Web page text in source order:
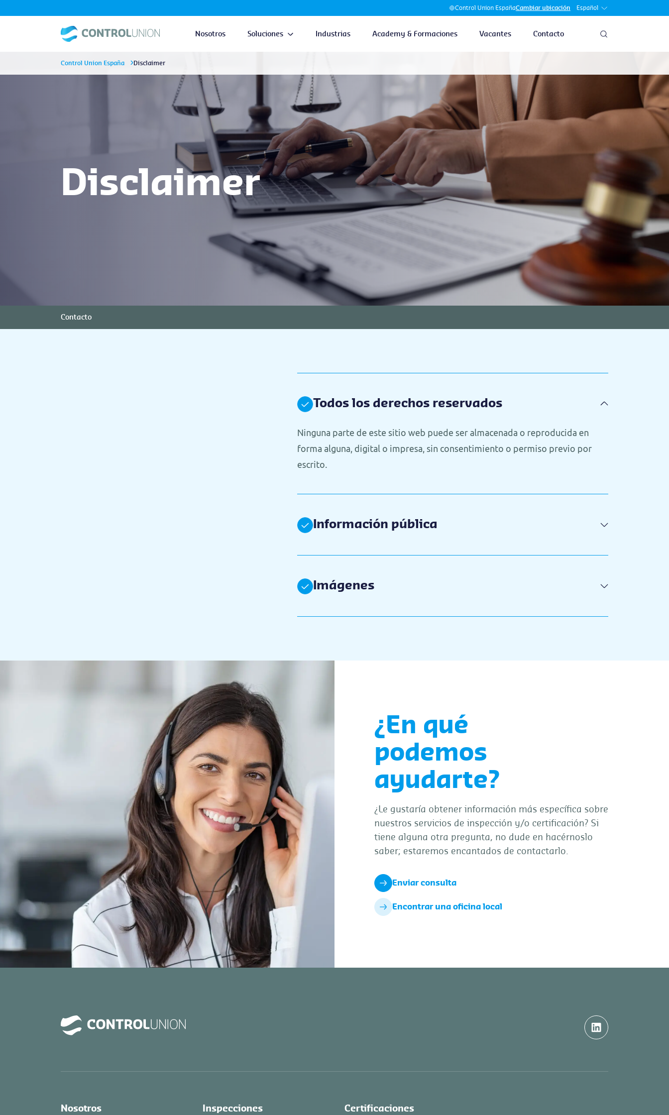
Control Union EspañaCambiar ubicación Español
Nosotros Soluciones Industrias Academy & Formaciones Vacantes Contacto
Control Union España Disclaimer
Disclaimer
Contacto
Todos los derechos reservados
Ninguna parte de este sitio web puede ser almacenada o reproducida en
forma alguna, digital o impresa, sin consentimiento o permiso previo por
escrito.
Información pública
Imágenes
¿En qué
podemos
ayudarte?
¿Le gustaría obtener información más específica sobre
nuestros servicios de inspección y/o certificación? Si
tiene alguna otra pregunta, no dude en hacérnoslo
saber; estaremos encantados de contactarlo.
Enviar consulta
Encontrar una oficina local
Nosotros Inspecciones Certificaciones